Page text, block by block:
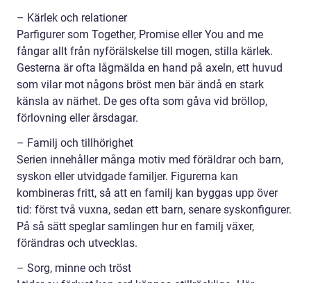
– Kärlek och relationer
Parfigurer som Together, Promise eller You and me
fångar allt från nyförälskelse till mogen, stilla kärlek.
Gesterna är ofta lågmälda en hand på axeln, ett huvud
som vilar mot någons bröst men bär ändå en stark
känsla av närhet. De ges ofta som gåva vid bröllop,
förlovning eller årsdagar.
– Familj och tillhörighet
Serien innehåller många motiv med föräldrar och barn,
syskon eller utvidgade familjer. Figurerna kan
kombineras fritt, så att en familj kan byggas upp över
tid: först två vuxna, sedan ett barn, senare syskonfigurer.
På så sätt speglar samlingen hur en familj växer,
förändras och utvecklas.
– Sorg, minne och tröst